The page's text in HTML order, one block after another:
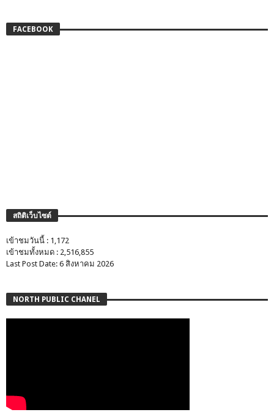
FACEBOOK
สถิติเว็บไซต์
เข้าชมวันนี้ : 1,172
เข้าชมทั้งหมด : 2,516,855
Last Post Date: 6 สิงหาคม 2026
NORTH PUBLIC CHANEL